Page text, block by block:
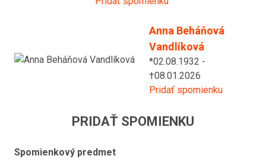
Anna Beháňová
Vandlíková
*02.08.1932 -
†08.01.2026
Pridať spomienku
PRIDAŤ SPOMIENKU
Spomienkový predmet